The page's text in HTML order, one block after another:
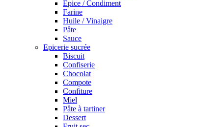
Épice / Condiment
Farine
Huile / Vinaigre
Pâte
Sauce
Epicerie sucrée
Biscuit
Confiserie
Chocolat
Compote
Confiture
Miel
Pâte à tartiner
Dessert